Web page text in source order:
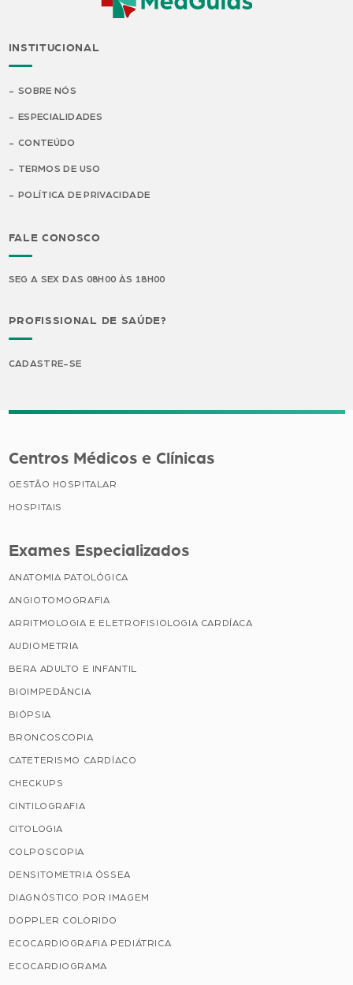
INSTITUCIONAL
SOBRE NÓS
ESPECIALIDADES
CONTEÚDO
TERMOS DE USO
POLÍTICA DE PRIVACIDADE
FALE CONOSCO
SEG A SEX DAS 08H00 ÀS 18H00
PROFISSIONAL DE SAÚDE?
CADASTRE-SE
Centros Médicos e Clínicas
GESTÃO HOSPITALAR
HOSPITAIS
Exames Especializados
ANATOMIA PATOLÓGICA
ANGIOTOMOGRAFIA
ARRITMOLOGIA E ELETROFISIOLOGIA CARDÍACA
AUDIOMETRIA
BERA ADULTO E INFANTIL
BIOIMPEDÂNCIA
BIÓPSIA
BRONCOSCOPIA
CATETERISMO CARDÍACO
CHECKUPS
CINTILOGRAFIA
CITOLOGIA
COLPOSCOPIA
DENSITOMETRIA ÓSSEA
DIAGNÓSTICO POR IMAGEM
DOPPLER COLORIDO
ECOCARDIOGRAFIA PEDIÁTRICA
ECOCARDIOGRAMA